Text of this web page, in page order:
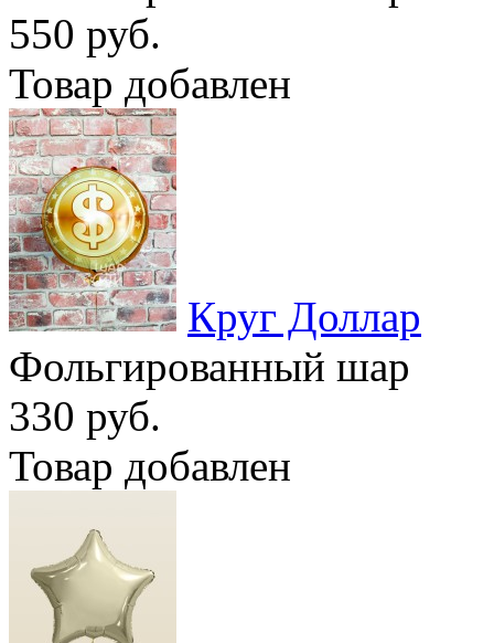
550 руб.
Товар добавлен
Круг Доллар
Фольгированный шар
330 руб.
Товар добавлен